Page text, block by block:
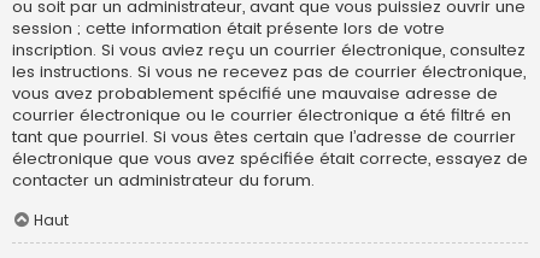
ou soit par un administrateur, avant que vous puissiez ouvrir une
session ; cette information était présente lors de votre
inscription. Si vous aviez reçu un courrier électronique, consultez
les instructions. Si vous ne recevez pas de courrier électronique,
vous avez probablement spécifié une mauvaise adresse de
courrier électronique ou le courrier électronique a été filtré en
tant que pourriel. Si vous êtes certain que l’adresse de courrier
électronique que vous avez spécifiée était correcte, essayez de
contacter un administrateur du forum.
Haut